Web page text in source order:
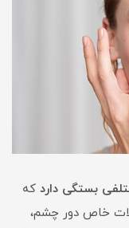
بستگی دارد که
خاص دور چشم،